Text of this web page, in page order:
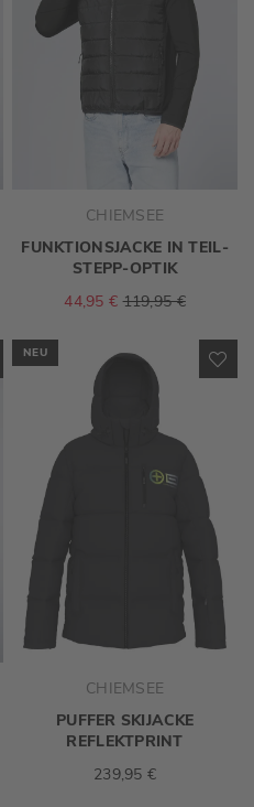
CHIEMSEE
FUNKTIONSJACKE IN TEIL-
STEPP-OPTIK
44,95 € 119,95 €
ZUR
WUNSCHLISTE
HINZUFÜGEN
NEU
CHIEMSEE
PUFFER SKIJACKE
REFLEKTPRINT
239,95 €